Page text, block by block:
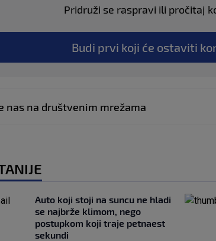
Pridruži se raspravi ili pročitaj
Budi prvi koji će ostaviti
nas na društvenim mrežama
Auto koji stoji na suncu ne hladi
se najbrže klimom, nego
postupkom koji traje petnaest
sekundi